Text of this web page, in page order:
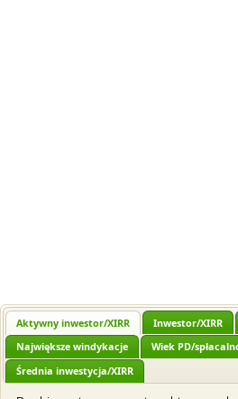
Aktywny inwestor/XIRR Inwestor/XIRR
Największe windykacje
Wiek PD/
Średnia inwestycja/XIRR